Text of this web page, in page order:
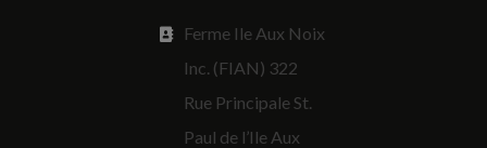
Ferme Ile Aux Noix
Inc. (FIAN) 322
Rue Principale St.
Paul de l’Ile Aux